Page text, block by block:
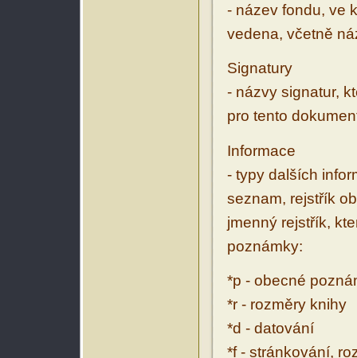
- název fondu, ve
vedena, včetně
Signatury
- názvy signatur,
pro tento
Informace
- typy dalších
seznam, rejstřík
jmenný rejstřík,
poznámky:
*p - obecné
*r - rozměry knihy
*d - datování
*f - stránkování,